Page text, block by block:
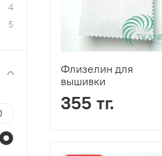
Флизелин для
вышивки
355 тг.
4
5